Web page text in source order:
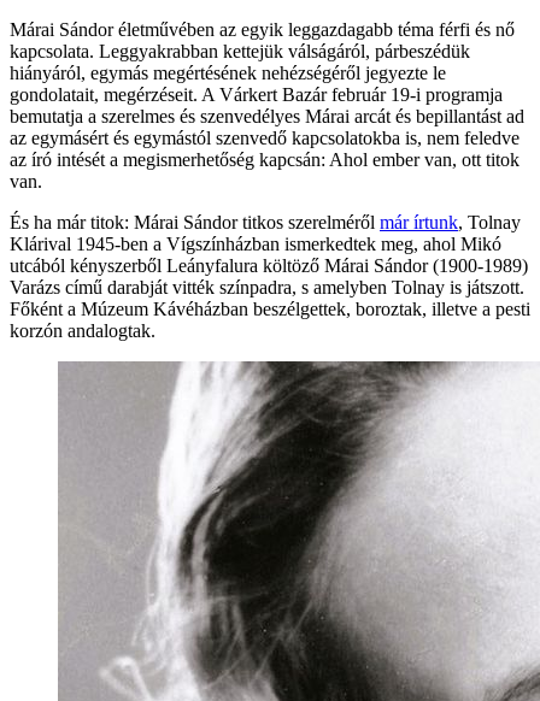
Márai Sándor életművében az egyik leggazdagabb téma férfi és nő
kapcsolata. Leggyakrabban kettejük válságáról, párbeszédük
hiányáról, egymás megértésének nehézségéről jegyezte le
gondolatait, megérzéseit. A Várkert Bazár február 19-i programja
bemutatja a szerelmes és szenvedélyes Márai arcát és bepillantást ad
az egymásért és egymástól szenvedő kapcsolatokba is, nem feledve
az író intését a megismerhetőség kapcsán: Ahol ember van, ott titok
van.
És ha már titok: Márai Sándor titkos szerelméről már írtunk, Tolnay
Klárival 1945-ben a Vígszínházban ismerkedtek meg, ahol Mikó
utcából kényszerből Leányfalura költöző Márai Sándor (1900-1989)
Varázs című darabját vitték színpadra, s amelyben Tolnay is játszott.
Főként a Múzeum Kávéházban beszélgettek, boroztak, illetve a pesti
korzón andalogtak.